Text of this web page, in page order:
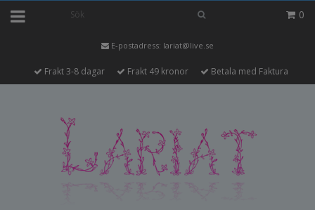
0
E-postadress: lariat@live.se
Frakt 3-8 dagar Frakt 49 kronor Betala med Faktura